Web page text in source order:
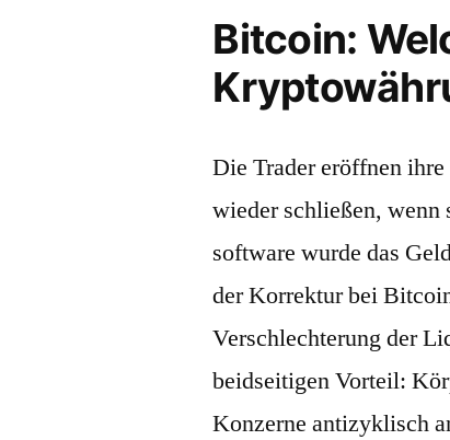
Bitcoin:
Die Trader eröffnen
wieder schließen,
software wurde das
der Korrektur bei
Verschlechterung der
beidseitigen Vorteil:
Konzerne antizyklisch